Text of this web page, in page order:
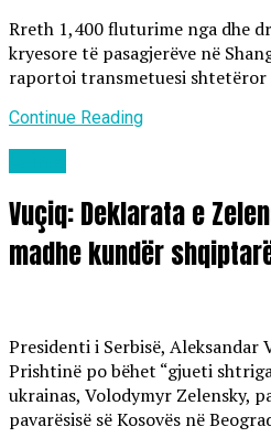
Rreth 1,400 fluturime nga dhe
kryesore të pasagjerëve në
raportoi transmetuesi shtetëror
Continue Reading
Vuçiq: Deklarata e
madhe kundër
Presidenti i Serbisë, Aleksandar
Prishtinë po bëhet “gjueti
ukrainas, Volodymyr Zelensky,
pavarësisë së Kosovës në